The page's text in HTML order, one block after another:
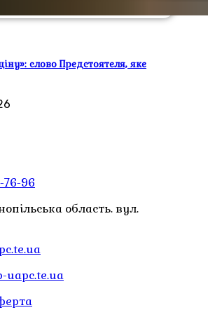
слово Предстоятеля, яке
76-96
область. вул.
uapc.te.ua